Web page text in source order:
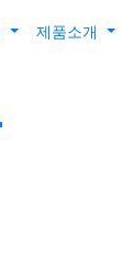
제품소개